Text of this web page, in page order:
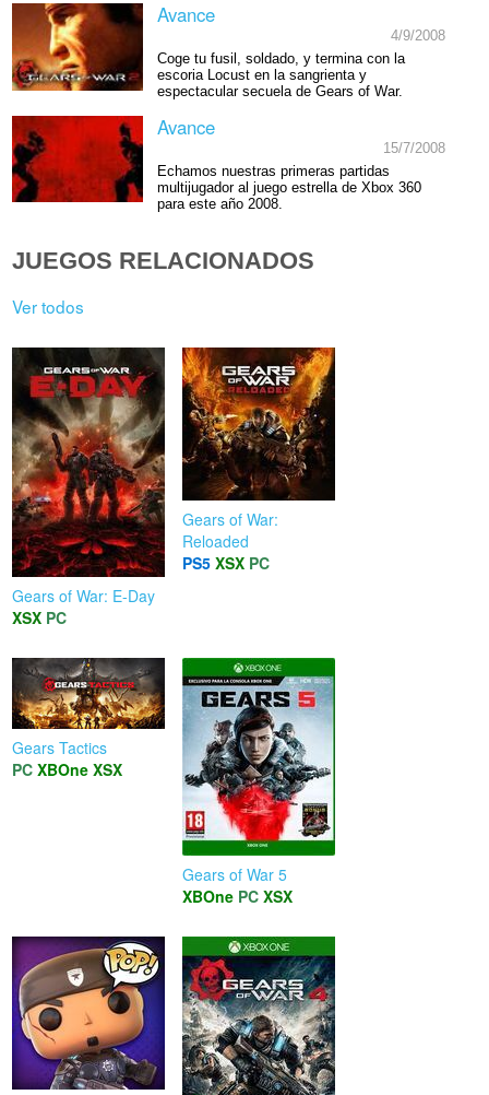
Avance
4/9/2008
Coge tu fusil, soldado, y termina con la
escoria Locust en la sangrienta y
espectacular secuela de Gears of War.
Avance
15/7/2008
Echamos nuestras primeras partidas
multijugador al juego estrella de Xbox 360
para este año 2008.
JUEGOS RELACIONADOS
Ver todos
Gears of War: E-Day
XSX PC
Gears of War:
Reloaded
PS5 XSX PC
Gears Tactics
PC XBOne XSX
Gears of War 5
XBOne PC XSX